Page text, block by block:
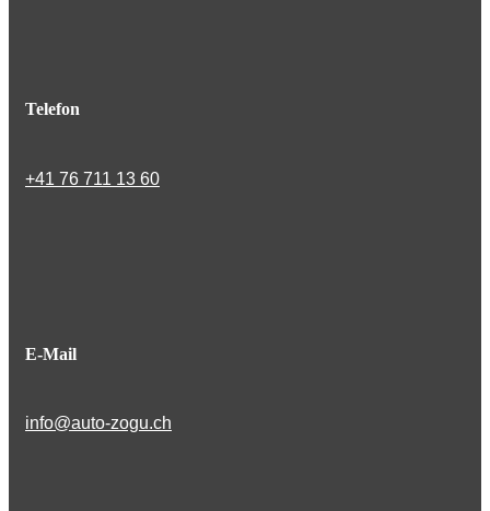
Telefon
+41 76 711 13 60
E-Mail
info@auto-zogu.ch